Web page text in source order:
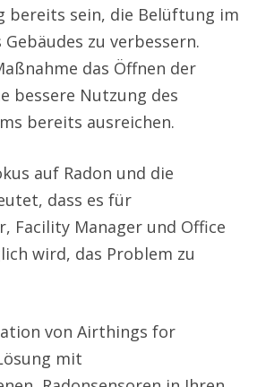
bereits sein, die Belüftung im
Gebäudes zu verbessern.
das Öffnen der
bessere Nutzung des
bereits ausreichen.
auf Radon und die
dass es für
Facility Manager und Office
wird, das Problem zu
von Airthings for
mit